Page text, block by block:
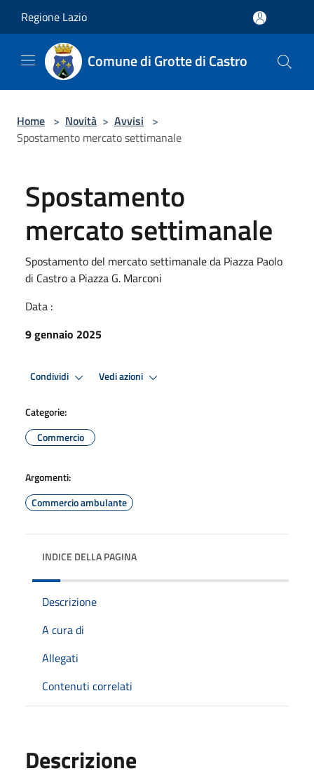
Regione Lazio
Comune di Grotte di Castro
Home > Novità > Avvisi >
Spostamento mercato settimanale
Spostamento
mercato settimanale
Spostamento del mercato settimanale da Piazza Paolo
di Castro a Piazza G. Marconi
Data :
9 gennaio 2025
Condividi Vedi azioni
Categorie:
Commercio
Argomenti:
Commercio ambulante
INDICE DELLA PAGINA
Descrizione
A cura di
Allegati
Contenuti correlati
Descrizione